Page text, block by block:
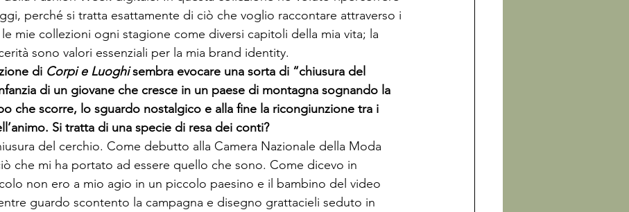
perché si tratta esattamente di ciò che voglio raccontare attraverso i
mie collezioni ogni stagione come diversi capitoli della mia vita; la
sono valori essenziali per la mia brand identity.
di Corpi e Luoghi sembra evocare una sorta di “chiusura del
di un giovane che cresce in un paese di montagna sognando la
che scorre, lo sguardo nostalgico e alla fine la ricongiunzione tra i
Si tratta di una specie di resa dei conti?
del cerchio. Come debutto alla Camera Nazionale della Moda
che mi ha portato ad essere quello che sono. Come dicevo in
non ero a mio agio in un piccolo paesino e il bambino del video
guardo scontento la campagna e disegno grattacieli seduto in